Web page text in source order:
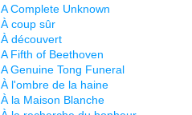
A Complete Unknown
À coup sûr
À découvert
A Fifth of Beethoven
A Genuine Tong Funeral
À l'ombre de la haine
À la Maison Blanche